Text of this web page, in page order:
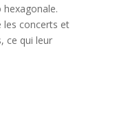
les concerts et
ce qui leur